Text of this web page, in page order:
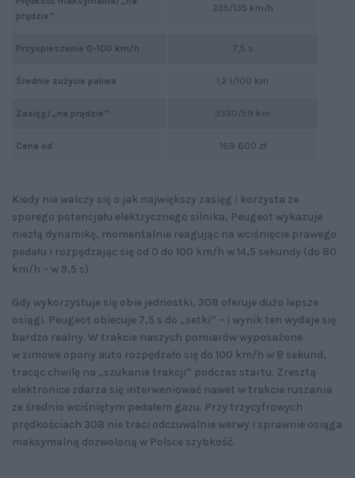
235/135 km/h
7,5 s
1,2 l/100 km
3330/59 km
169 600 zł
prądzie”
Przyspieszenie 0-100 km/h
Średnie zużycie paliwa
Zasięg/„na prądzie”
Cena od
Kiedy nie walczy się o jak największy zasięg i korzysta ze
sporego potencjału elektrycznego silnika, Peugeot wykazuje
niezłą dynamikę, momentalnie reagując na wciśnięcie prawego
pedału i rozpędzając się od 0 do 100 km/h w 14,5 sekundy (do 80
km/h – w 9,5 s).
Gdy wykorzystuje się obie jednostki, 308 oferuje dużo lepsze
osiągi. Peugeot obiecuje 7,5 s do „setki” – i wynik ten wydaje się
bardzo realny. W trakcie naszych pomiarów wyposażone
w zimowe opony auto rozpędzało się do 100 km/h w 8 sekund,
tracąc chwilę na „szukanie trakcji” podczas startu. Zresztą
elektronice zdarza się interweniować nawet w trakcie ruszania
ze średnio wciśniętym pedałem gazu. Przy trzycyfrowych
prędkościach 308 nie traci odczuwalnie werwy i sprawnie osiąga
maksymalną dozwoloną w Polsce szybkość.